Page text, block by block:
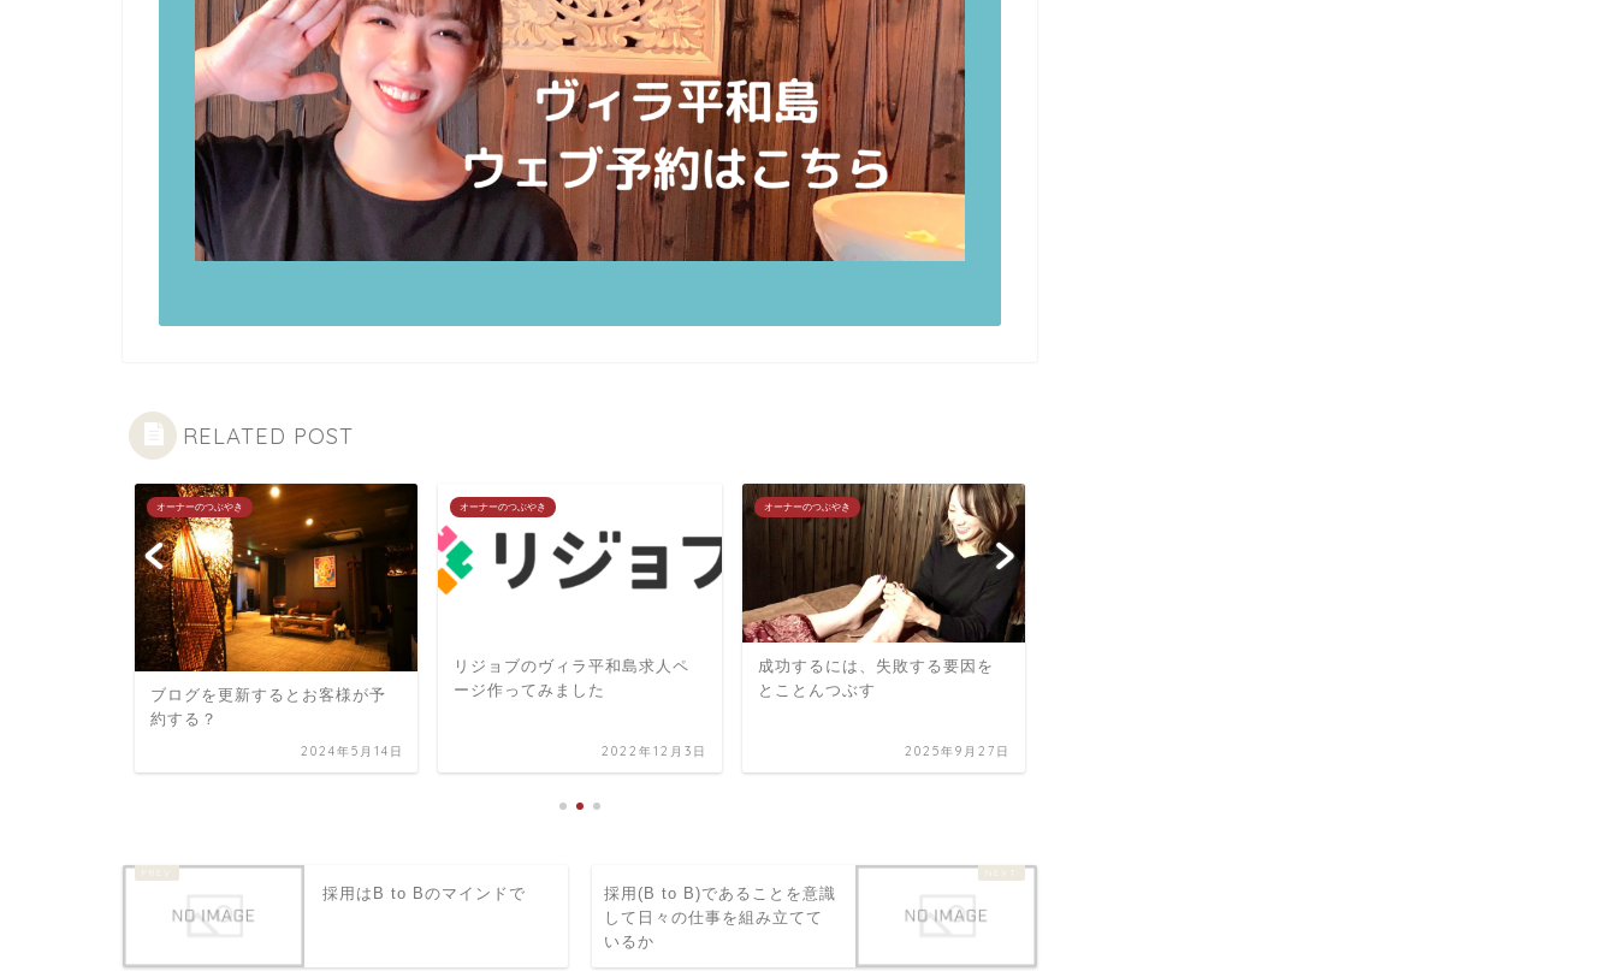
RELATED POST
ブログを更新するとお客様が予
オーナーのつぶやき
リジョブのヴィラ平和島求人ペ
ージ作ってみました
成功するには、失敗する要因を
オーナーのつぶやき
採用はB to Bのマインドで
採用(B to B)であることを意識
して日々の仕事を組み立てて
いるか